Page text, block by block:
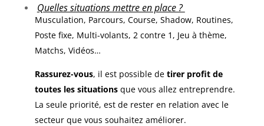
Quelles situations mettre en place ?
Musculation, Parcours, Course, Shadow, Routines,
Poste fixe, Multi-volants, 2 contre 1, Jeu à thème,
Matchs, Vidéos…
Rassurez-vous, il est possible de tirer profit de
toutes les situationsque vous allez entreprendre.
La seule priorité, est de rester en relation avec le
secteur que vous souhaitez améliorer.